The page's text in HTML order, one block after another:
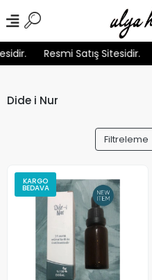
Resmi Satış Sitesidir.
Dide i Nur
Filtreleme
KARGO
BEDAVA